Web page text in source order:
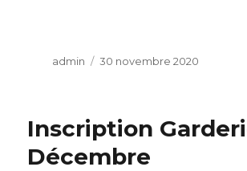
Auteur
admin
Publié
30 novembre 2020
Inscription
Décembre